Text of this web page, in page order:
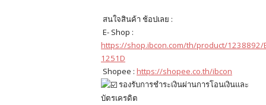
สนใจสินค้า ช้อปเลย :
E- Shop :
https://shop.ibcon.com/th/product/1238892/
1251D
Shopee : https://shopee.co.th/ibcon
รองรับการชำระเงินผ่านการโอนเงินและ
บัตรเครดิต